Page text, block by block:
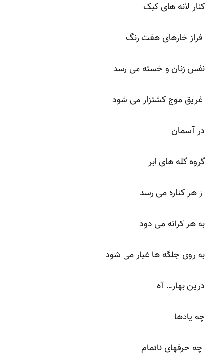
کنار لانه های کبک
فراز خارهای هفت رنگ
نفس زنان و خسته می رسد
غریق موج کشتزار می شود
در آسمان
گروه گله های ابر
ز هر کناره می رسد
به هر کرانه می دود
به روی جلگه ها غبار می شود
درین بهار… آه
چه یادها
چه حرفهای ناتمام